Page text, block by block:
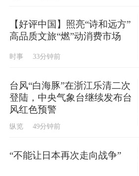
【好评中国】照亮“诗和远方”
高品质文旅“燃”动消费市场
时事 33分钟前
台风“白海豚”在浙江乐清二次
登陆，中央气象台继续发布台
风红色预警
纵览 49分钟前
“不能让日本再次走向战争”